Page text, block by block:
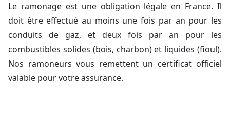
Le ramonage est une obligation légale en France. Il
doit être effectué au moins une fois par an pour les
conduits de gaz, et deux fois par an pour les
combustibles solides (bois, charbon) et liquides (fioul).
Nos ramoneurs vous remettent un certificat officiel
valable pour votre assurance.